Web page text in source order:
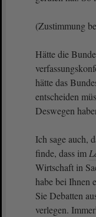
(Zustimmung
Hätte die
hätte das
entscheiden
Deswegen
Ich sage auch,
finde, dass im
Wirtschaft in
habe bei Ihnen
Sie Debatten
verlegen.